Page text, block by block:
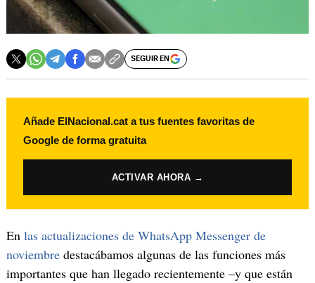
SEGUIR EN
Añade ElNacional.cat a tus fuentes favoritas de
Google de forma gratuita
ACTIVAR AHORA →
En las actualizaciones de WhatsApp Messenger de
noviembredestacábamos algunas de las funciones más
importantes que han llegado recientemente –y que están